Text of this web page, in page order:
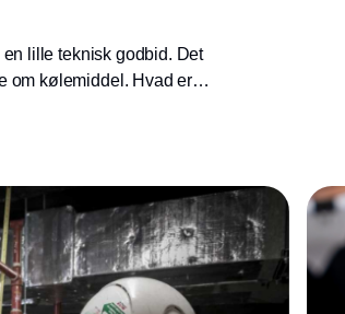
en lille teknisk godbid. Det
om kølemiddel. Hvad er